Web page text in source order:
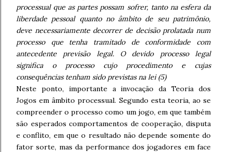
processual que as partes possam sofrer, tanto na esfera da
liberdade pessoal quanto no âmbito de seu patrimônio,
deve necessariamente decorrer de decisão prolatada num
processo que tenha tramitado de conformidade com
antecedente previsão legal. O devido processo legal
significa o processo cujo procedimento e cujas
consequências tenham sido previstas na lei (5)
Neste ponto, importante a invocação da Teoria dos
Jogos em âmbito processual. Segundo esta teoria, ao se
compreender o processo como um jogo, em que também
são esperados comportamentos de cooperação, disputa
e conflito, em que o resultado não depende somente do
fator sorte, mas da performance dos jogadores em face